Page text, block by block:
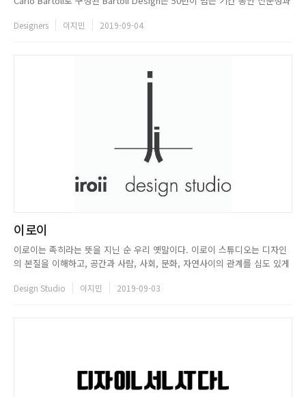
많은 제휴 작업을 보여왔다. 지금까지도 건축 및 인테리어, 전시 설계, 상업
Designers 이지민 2019-09-04
이로이
이로이는 족히라는 뜻을 지닌 순 우리 옛말이다. 이로이 스튜디오는 디자인
의 본질을 이해하고, 공간과 사람, 사회, 문화, 자연사이의 관계를 심도 있게
HOMEPAGE: www.iroii.comCONTACT: info@iroii.com ...
Design Studio 이지민 2019-09-03